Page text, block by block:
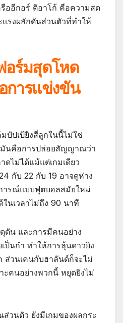
ออีกอร์ ติอาโก้ คือความสด
แรงผลักดันส่วนตัวที่ทำให้
อร์มสุดโหด
การแข่งขัน
บัปเป้ยิงสี่ลูกในนี้ไม่ใช่
มันคือการปล่อยสัญญาณว่า
ไม่ได้แม้แต่เกมเดียว
กับ 22 กับ 19 อาจดูห่าง
ารณ์แบบฟุตบอลสมัยใหม่
ในเวลาไม่ถึง 90 นาที
ดัน และการมีคนอย่าง
ป็นกำ ทำให้การลุ้นดาวยิง
ส่วนเคนกับฮาลันด์ก็จะไม่
ะคนอย่างพวกนี้ หยุดยิงไม่
วนตัว ยังมีเกมของผลกระ